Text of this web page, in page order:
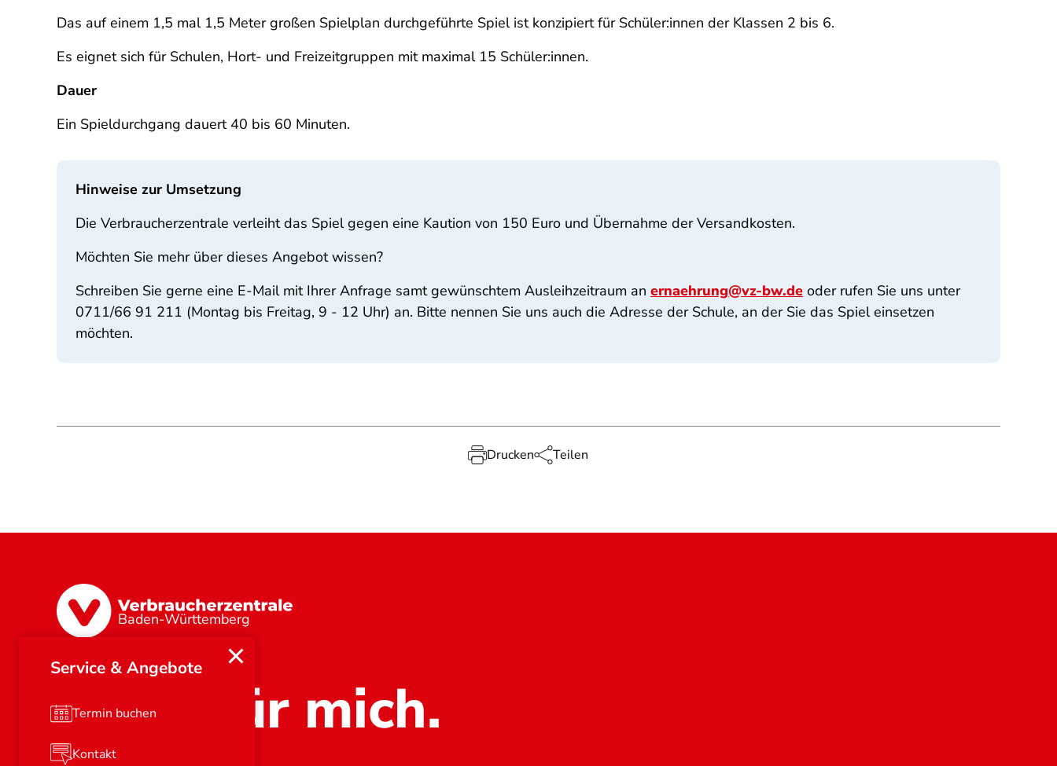
Service & Angebote
Termin buchen
Kontakt
Das auf einem 1,5 mal 1,5 Meter großen Spielplan durchgeführte Spiel ist konzipiert für Schüler:innen der Klassen 2 bis 6.
Es eignet sich für Schulen, Hort- und Freizeitgruppen mit maximal 15 Schüler:innen.
Dauer
Ein Spieldurchgang dauert 40 bis 60 Minuten.
Hinweise zur Umsetzung
Die Verbraucherzentrale verleiht das Spiel gegen eine Kaution von 150 Euro und Übernahme der Versandkosten.
Möchten Sie mehr über dieses Angebot wissen?
Schreiben Sie gerne eine E-Mail mit Ihrer Anfrage samt gewünschtem Ausleihzeitraum an ernaehrung@vz-bw.de oder rufen Sie uns unter
0711/66 91 211 (Montag bis Freitag, 9 - 12 Uhr) an. Bitte nennen Sie uns auch die Adresse der Schule, an der Sie das Spiel einsetzen
möchten.
Drucken Teilen
Baden-Württemberg
Stark für mich.